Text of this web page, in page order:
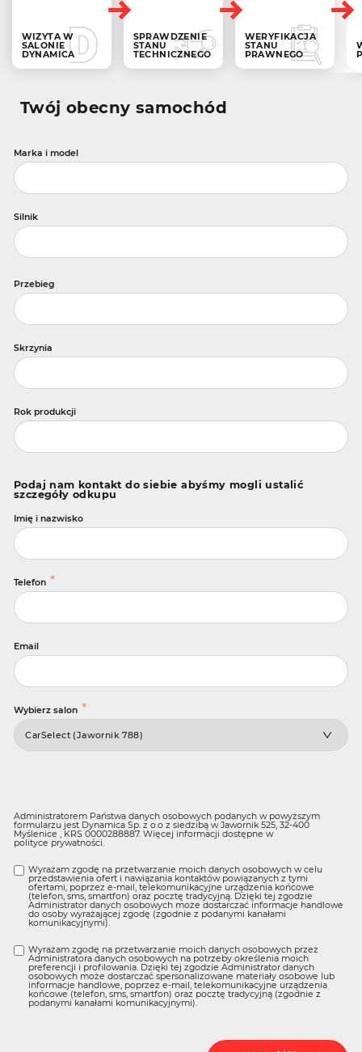
WIZYTA W
SALONIE
DYNAMICA
SPRAWDZENIE
STANU
TECHNICZNEGO
WERYFIKACJA
STANU
PRAWNEGO
Twój obecny samochód
Marka i model
Silnik
Przebieg
Skrzynia
Rok produkcji
Podaj nam kontakt do siebie abyśmy mogli ustalić
szczegóły odkupu
Imię i nazwisko
Telefon *
Email
Wybierz salon *
Administratorem Państwa danych osobowych podanych w powyższym
formularzu jest Dynamica Sp. z o.o z siedzibą w Jawornik 525, 32-400
Myślenice , KRS 0000288887. Więcej informacji dostępne w
polityce prywatności.
Wyrażam zgodę na przetwarzanie moich danych osobowych w celu
przedstawienia ofert i nawiązania kontaktów powiązanych z tymi
ofertami, poprzez e-mail, telekomunikacyjne urządzenia końcowe
(telefon, sms, smartfon) oraz pocztę tradycyjną. Dzięki tej zgodzie
Administrator danych osobowych może dostarczać informacje handlowe
do osoby wyrażającej zgodę (zgodnie z podanymi kanałami
komunikacyjnymi).
Wyrażam zgodę na przetwarzanie moich danych osobowych przez
Administratora danych osobowych na potrzeby określenia moich
preferencji i profilowania. Dzięki tej zgodzie Administrator danych
osobowych może dostarczać spersonalizowane materiały osobowe lub
informacje handlowe, poprzez e-mail, telekomunikacyjne urządzenia
końcowe (telefon, sms, smartfon) oraz pocztę tradycyjną (zgodnie z
podanymi kanałami komunikacyjnymi).